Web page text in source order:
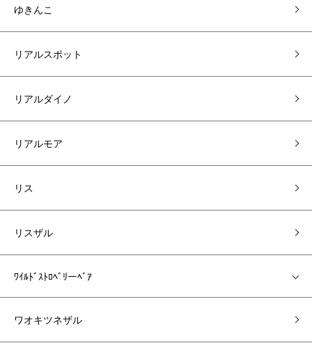
ゆきんこ
リアルスポット
リアルダイノ
リアルモア
リス
リスザル
ﾜｲﾙﾄﾞｽﾄﾛﾍﾞﾘーﾍﾞｱ
ワオキツネザル